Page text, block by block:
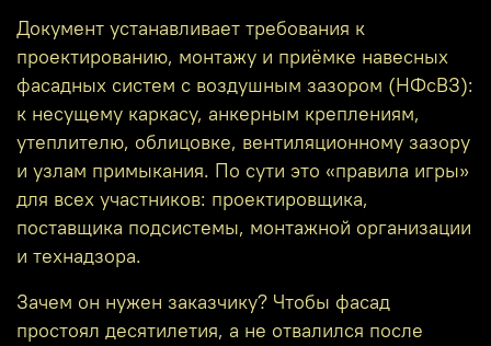
Документ устанавливает требования к
проектированию, монтажу и приёмке навесных
фасадных систем с воздушным зазором (НФсВЗ):
к несущему каркасу, анкерным креплениям,
утеплителю, облицовке, вентиляционному зазору
и узлам примыкания. По сути это «правила игры»
для всех участников: проектировщика,
поставщика подсистемы, монтажной организации
и технадзора.
Зачем он нужен заказчику? Чтобы фасад
простоял десятилетия, а не отвалился после